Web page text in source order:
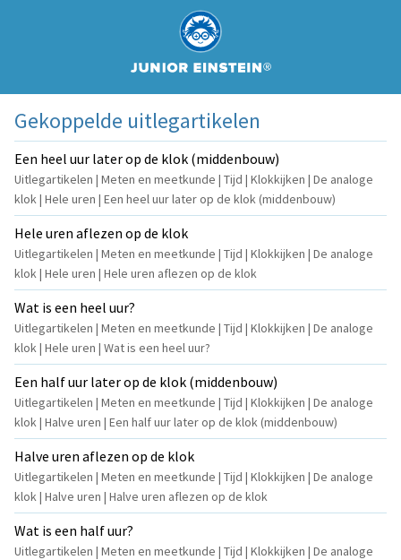
Gekoppelde uitlegartikelen
Een heel uur later op de klok (middenbouw)
Uitlegartikelen | Meten en meetkunde | Tijd | Klokkijken | De analoge
klok | Hele uren | Een heel uur later op de klok (middenbouw)
Hele uren aflezen op de klok
Uitlegartikelen | Meten en meetkunde | Tijd | Klokkijken | De analoge
klok | Hele uren | Hele uren aflezen op de klok
Wat is een heel uur?
Uitlegartikelen | Meten en meetkunde | Tijd | Klokkijken | De analoge
klok | Hele uren | Wat is een heel uur?
Een half uur later op de klok (middenbouw)
Uitlegartikelen | Meten en meetkunde | Tijd | Klokkijken | De analoge
klok | Halve uren | Een half uur later op de klok (middenbouw)
Halve uren aflezen op de klok
Uitlegartikelen | Meten en meetkunde | Tijd | Klokkijken | De analoge
klok | Halve uren | Halve uren aflezen op de klok
Wat is een half uur?
Uitlegartikelen | Meten en meetkunde | Tijd | Klokkijken | De analoge